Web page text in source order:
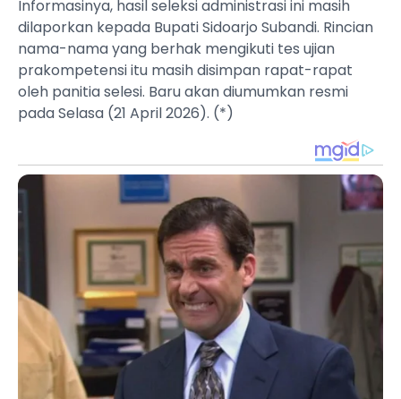
Informasinya, hasil seleksi administrasi ini masih
dilaporkan kepada Bupati Sidoarjo Subandi. Rincian
nama-nama yang berhak mengikuti tes ujian
prakompetensi itu masih disimpan rapat-rapat
oleh panitia selesi. Baru akan diumumkan resmi
pada Selasa (21 April 2026). (*)